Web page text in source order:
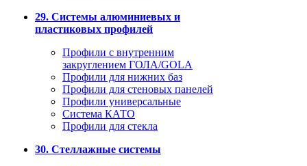
29. Системы алюминиевых и
пластиковых профилей
Профили с внутренним
закруглением ГОЛА/GOLA
Профили для нижних баз
Профили для стеновых панелей
Профили универсальные
Система КАТО
Профили для стекла
30. Стеллажные системы